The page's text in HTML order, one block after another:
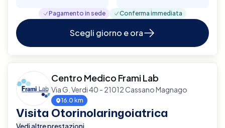
Pagamento in sede Conferma immediata
Scegli giorno e ora
Centro Medico Frami Lab
Via G. Verdi 40 - 21012 Cassano Magnago
16.0 km
Visita Otorinolaringoiatrica
Vedi altre prestazioni